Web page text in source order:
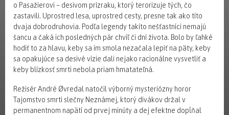
o Pasažierovi – desivom prízraku, ktorý terorizuje tých, čo
zastavili. Uprostred lesa, uprostred cesty, presne tak ako títo
dvaja dobrodruhovia. Podľa legendy takíto nešťastníci nemajú
šancu a čaká ich posledných pár chvíľ či dní života. Bolo by ľahké
hodiť to za hlavu, keby sa im smola nezačala lepiť na päty, keby
sa opakujúce sa desivé vízie dali nejako racionálne vysvetliť a
keby blízkosť smrti nebola priam hmatateľná.
Režisér André Øvredal natočil výborný mysteriózny horor
Tajomstvo smrti slečny Neznámej, ktorý divákov držal v
permanentnom napätí od prvej minúty a dej efektne dopĺňal